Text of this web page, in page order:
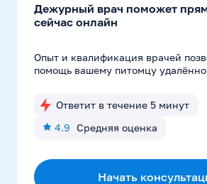
Дежурный врач поможет
сейчас онлайн
Опыт и квалификация врачей
помощь вашему питомцу удалённо
Ответит в течение 5 минут
4.9 Средняя оценка
Начать